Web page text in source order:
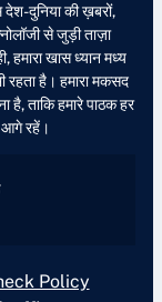
दुनिया की ख़बरों,
से जुड़ी ताज़ा
खास ध्यान मध्य
रहता है। हमारा मकसद
ताकि हमारे पाठक हर
आगे रहें।
Policy